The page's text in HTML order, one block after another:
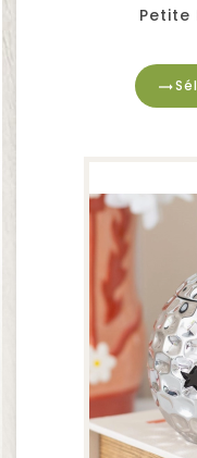
Petite
trending_flat